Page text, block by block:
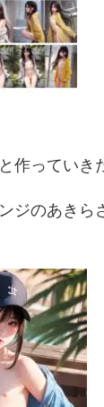
作っていき
ジのあきら